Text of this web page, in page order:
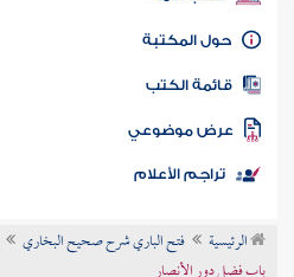
كتاب الأمة
المكتبة
الكتب
موضوعي
تراجم الأعلام
الرئيسية فتح الباري شرح صحيح البخاري